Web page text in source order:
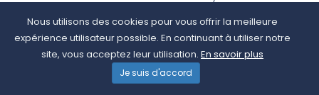
Nous utilisons des cookies pour vous offrir la meilleure
expérience utilisateur possible. En continuant à utiliser notre
site, vous acceptez leur utilisation. En savoir plus
Je suis d'accord